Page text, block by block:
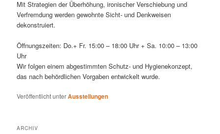
Mit Strategien der Überhöhung, ironischer Verschiebung und
Verfremdung werden gewohnte Sicht- und Denkweisen
dekonstruiert.
Öffnungszeiten: Do.+ Fr. 15:00 – 18:00 Uhr + Sa. 10:00 – 13:00
Uhr
Wir folgen einem abgestimmten Schutz- und Hygienekonzept,
das nach behördlichen Vorgaben entwickelt wurde.
Veröffentlicht unterAusstellungen
ARCHIV